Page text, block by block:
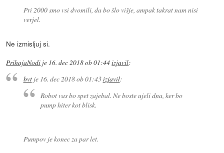
Pri 2000 smo vsi dvomili, da bo šlo višje, ampak takrat nam nisi
verjel.
Ne izmisljuj si.
PrihajaNodi je 16. dec 2018 ob 01:44izjavil:
bvtje 16. dec 2018 ob 01:43izjavil:
Robot vas bo spet zajebal. Ne boste ujeli dna, ker bo
pump hiter kot blisk.
Pumpov je konec za par let.